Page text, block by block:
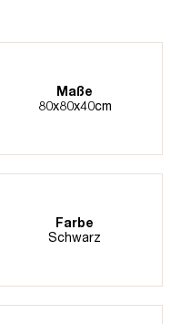
Maße
80x80x40cm
Farbe
Schwarz